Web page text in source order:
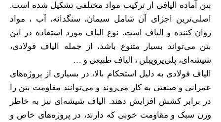
بتن آماده الیافی از ترکیب مواد مختلفی تشکیل شده است.
اصلی‌ترین اجزای آن شامل سیمان، سنگدانه، آب ، مواد
روان کننده و الیاف است. نوع الیاف مورد استفاده در این
بتن می‌تواند بسیار متنوع باشد، از جمله الیاف فولادی،
شیشه‌ای، پلی‌پروپیلن ، الیاف طبیعی و …
الیاف فولادی به دلیل استحکام بالا، در بسیاری از پروژه‌های
عمرانی و صنعتی به کار می‌روند و می‌توانند مقاومت بتن را
در برابر کشش افزایش دهند. الیاف شیشه‌ای نیز به خاطر
وزن سبک و مقاومت خوبی که دارند، در پروژه‌های خاص و